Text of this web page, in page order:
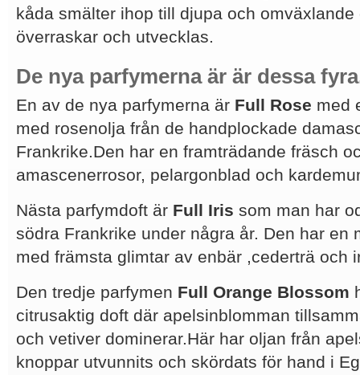
kåda smälter ihop till djupa och
överraskar och utvecklas.
De nya parfymerna är är dessa
En av de nya parfymerna är Full Rose med
med rosenolja från de handplockade
Frankrike.Den har en framträdande fräsch
amascenerrosor, pelargonblad och
Nästa parfymdoft är Full Iris som man har
södra Frankrike under några år. Den har en
med främsta glimtar av enbär ,cederträ och
Den tredje parfymen Full Orange Blossom
citrusaktig doft där apelsinblomman
och vetiver dominerar.Här har oljan från
knoppar utvunnits och skördats för hand i